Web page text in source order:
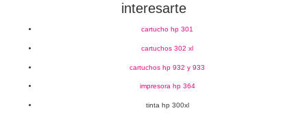
interesarte
cartucho hp 301
cartuchos 302 xl
cartuchos hp 932 y 933
impresora hp 364
tinta hp 300xl